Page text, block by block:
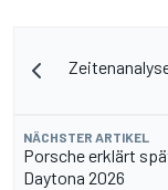
NÄCHSTER ARTIKEL
Porsche erklärt
Daytona 2026